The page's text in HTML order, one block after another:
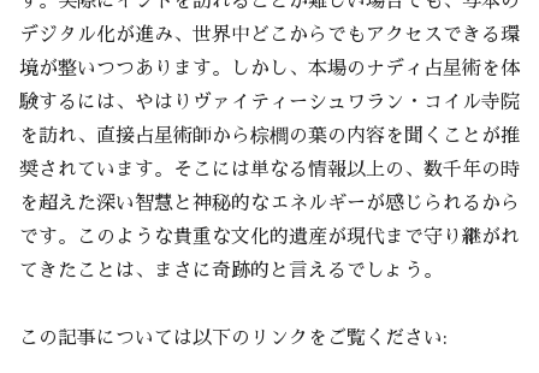
デジタル化が進み、世界中どこからでもアクセスできる環
境が整いつつあります。しかし、本場のナディ占星術を体
験するには、やはりヴァイティーシュワラン・コイル寺院
を訪れ、直接占星術師から棕櫚の葉の内容を聞くことが推
奨されています。そこには単なる情報以上の、数千年の時
を超えた深い智慧と神秘的なエネルギーが感じられるから
です。このような貴重な文化的遺産が現代まで守り継がれ
てきたことは、まさに奇跡的と言えるでしょう。
この記事については以下のリンクをご覧ください: